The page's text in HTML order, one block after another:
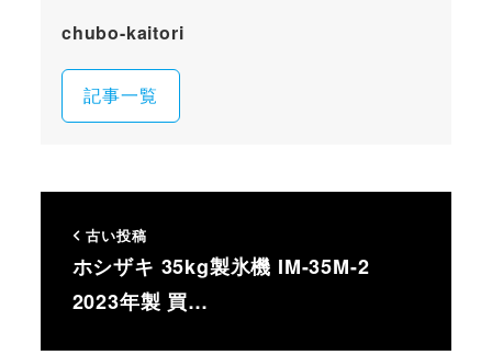
chubo-kaitori
記事一覧
古い投稿
ホシザキ 35kg製氷機 IM-35M-2
2023年製 買…